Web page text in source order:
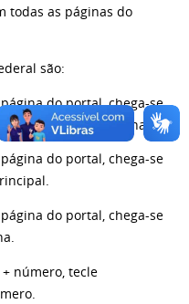
todas as páginas do
são:
do portal, chega-se
principal da página.
do portal, chega-se
do portal, chega-se
número, tecle